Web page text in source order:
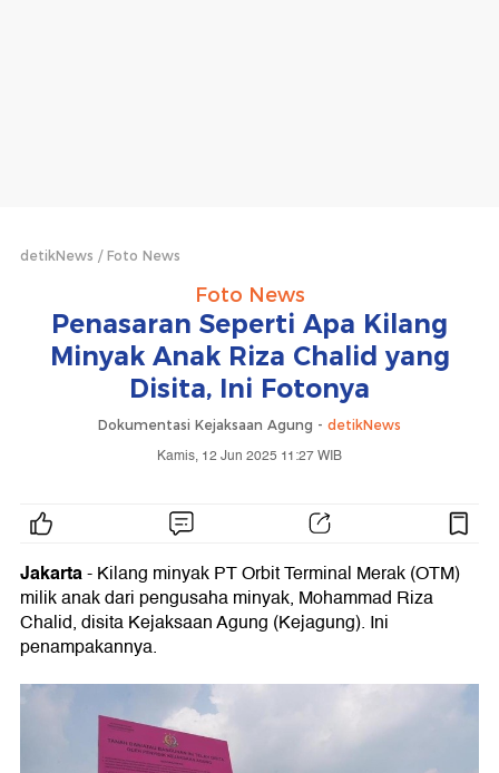
detikNews Foto News
Foto News
Penasaran Seperti Apa Kilang
Minyak Anak Riza Chalid yang
Disita, Ini Fotonya
Dokumentasi Kejaksaan Agung - detikNews
Kamis, 12 Jun 2025 11:27 WIB
Jakarta- Kilang minyak PT Orbit Terminal Merak (OTM)
milik anak dari pengusaha minyak, Mohammad Riza
Chalid, disita Kejaksaan Agung (Kejagung). Ini
penampakannya.